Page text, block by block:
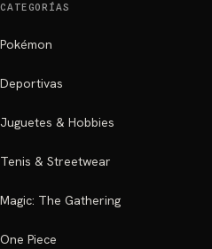
CATEGORÍAS
Pokémon
Deportivas
Juguetes & Hobbies
Tenis & Streetwear
Magic: The Gathering
One Piece